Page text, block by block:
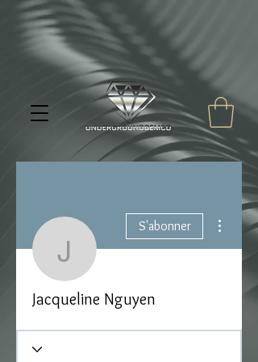
Jacqueline
S'abonner
Jacqueline Nguyen